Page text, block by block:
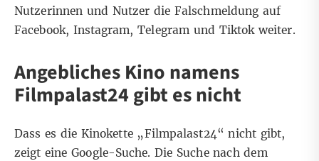
Nutzerinnen und Nutzer die Falschmeldung auf
Facebook, Instagram,Telegram und Tiktokweiter.
Angebliches Kino namens
Filmpalast24 gibt es nicht
Dass es die Kinokette „Filmpalast24“ nicht gibt,
zeigt eineGoogle-Suche. Die Suche nach dem